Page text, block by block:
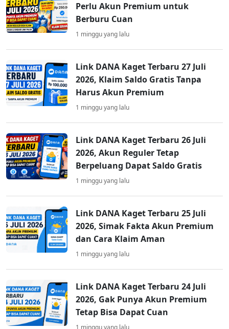
Perlu Akun Premium untuk
Berburu Cuan
1 minggu yang lalu
Link DANA Kaget Terbaru 27 Juli
2026, Klaim Saldo Gratis Tanpa
Harus Akun Premium
1 minggu yang lalu
Link DANA Kaget Terbaru 26 Juli
2026, Akun Reguler Tetap
Berpeluang Dapat Saldo Gratis
1 minggu yang lalu
Link DANA Kaget Terbaru 25 Juli
2026, Simak Fakta Akun Premium
dan Cara Klaim Aman
1 minggu yang lalu
Link DANA Kaget Terbaru 24 Juli
2026, Gak Punya Akun Premium
Tetap Bisa Dapat Cuan